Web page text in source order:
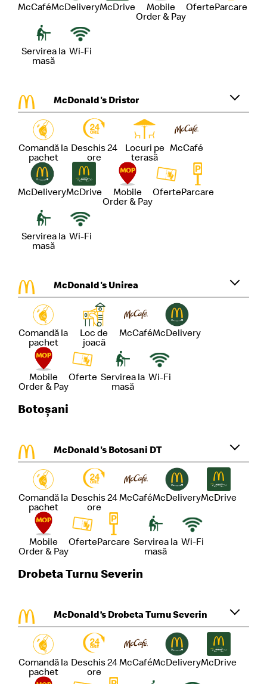
McCaféMcDeliveryMcDrive
Mobile
Order & Pay
OferteParcare
Servirea la
masă
Wi-Fi
McDonald's Dristor
Comandă la
pachet
Deschis 24
ore
Locuri pe
terasă
McCafé
McDeliveryMcDrive
Mobile
Order & Pay
OferteParcare
Servirea la
masă
Wi-Fi
McDonald's Unirea
Comandă la
pachet
Loc de
joacă
McCaféMcDelivery
Mobile
Order & Pay
Oferte Servirea la
masă
Wi-Fi
Botoșani
McDonald's Botosani DT
Comandă la
pachet
Deschis 24
ore
McCaféMcDeliveryMcDrive
Mobile
Order & Pay
OferteParcare Servirea la
masă
Wi-Fi
Drobeta Turnu Severin
McDonald’s Drobeta Turnu Severin
Comandă la
pachet
Deschis 24
ore
McCaféMcDeliveryMcDrive